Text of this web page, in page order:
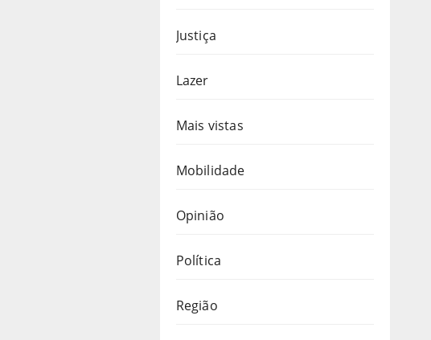
Justiça
Lazer
Mais vistas
Mobilidade
Opinião
Política
Região